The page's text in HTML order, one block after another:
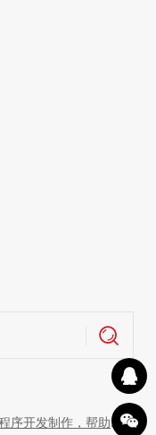
美妆小程序开发制作，帮助护肤美容店打造线上私域商城小程序